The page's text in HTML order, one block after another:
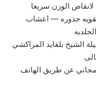
الوزن سريعا
جذوره — اعشاب
الشيخ بلقايد المراكشي
عن طريق الهاتف